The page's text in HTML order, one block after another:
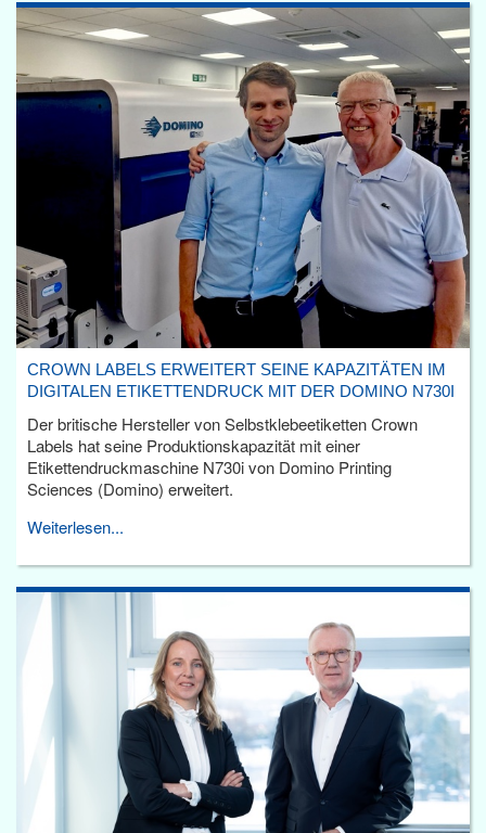
CROWN LABELS ERWEITERT SEINE KAPAZITÄTEN IM
DIGITALEN ETIKETTENDRUCK MIT DER DOMINO N730I
Der britische Hersteller von Selbstklebeetiketten Crown
Labels hat seine Produktionskapazität mit einer
Etikettendruckmaschine N730i von Domino Printing
Sciences (Domino) erweitert.
Weiterlesen...